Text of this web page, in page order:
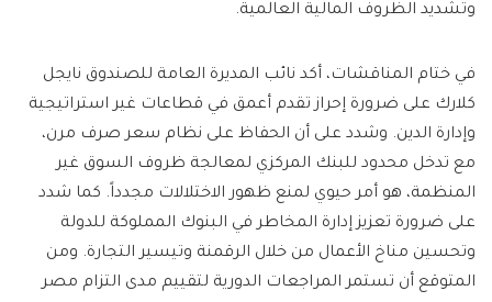
وتشديد الظروف المالية العالمية.
في ختام المناقشات، أكد نائب المديرة العامة للصندوق نايجل
كلارك على ضرورة إحراز تقدم أعمق في قطاعات غير استراتيجية
وإدارة الدين. وشدد على أن الحفاظ على نظام سعر صرف مرن،
مع تدخل محدود للبنك المركزي لمعالجة ظروف السوق غير
المنظمة، هو أمر حيوي لمنع ظهور الاختلالات مجدداً. كما شدد
على ضرورة تعزيز إدارة المخاطر في البنوك المملوكة للدولة
وتحسين مناخ الأعمال من خلال الرقمنة وتيسير التجارة. ومن
المتوقع أن تستمر المراجعات الدورية لتقييم مدى التزام مصر